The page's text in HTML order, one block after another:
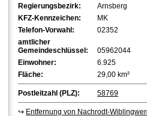
Regierungsbezirk:
Arnsberg
KFZ-Kennzeichen:
MK
Telefon-Vorwahl:
02352
amtlicher
Gemeindeschlüssel:
05962044
Einwohner:
6.925
Fläche:
29,00 km²
Postleitzahl (PLZ): 58769
↪ Entfernung von Nachrodt-